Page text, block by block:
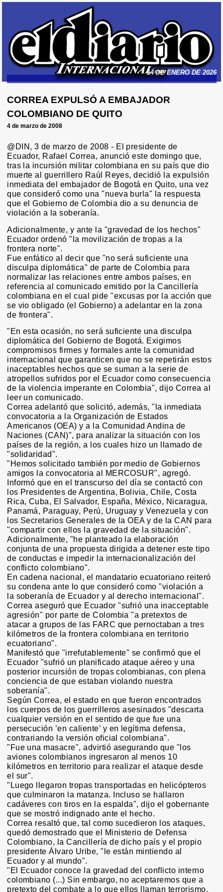
14 DE ENERO DE 2026
CORREA EXPULSÓ A EMBAJADOR
COLOMBIANO DE QUITO
4 de marzo de 2008
@DIN, 3 de marzo de 2008 - El presidente de
Ecuador, Rafael Correa, anunció este domingo que,
tras la incursión militar colombiana en su país que dio
muerte al guerrillero Raúl Reyes, decidió la expulsión
inmediata del embajador de Bogotá en Quito, una vez
que consideró como una "nueva burla" la respuesta
que el Gobierno de Colombia dio a su denuncia de
violación a la soberanía.
Adicionalmente, y ante la "gravedad de los hechos"
Ecuador ordenó "la movilización de tropas a la
frontera norte".
Fue enfático al decir que "no será suficiente una
disculpa diplomática" de parte de Colombia para
normalizar las relaciones entre ambos países, en
referencia al comunicado emitido por la Cancillería
colombiana en el cual pide "excusas por la acción que
se vio obligado (el Gobierno) a adelantar en la zona
de frontera".
"En esta ocasión, no será suficiente una disculpa
diplomática del Gobierno de Bogotá. Exigimos
compromisos firmes y formales ante la comunidad
internacional que garanticen que no se repetirán estos
inaceptables hechos que se suman a la serie de
atropellos sufridos por el Ecuador como consecuencia
de la violencia imperante en Colombia", dijo Correa al
leer un comunicado.
Correa adelantó que solicitó, además, "la inmediata
convocatoria a la Organización de Estados
Americanos (OEA) y a la Comunidad Andina de
Naciones (CAN)", para analizar la situación con los
países de la región, a los cuales hizo un llamado de
"solidaridad".
"Hemos solicitado también por medio de Gobiernos
amigos la convocatoria al MERCOSUR", agregó.
Informó que en el transcurso del día se contactó con
los Presidentes de Argentina, Bolivia, Chile, Costa
Rica, Cuba, El Salvador, España, México, Nicaragua,
Panamá, Paraguay, Perú, Uruguay y Venezuela y con
los Secretarios Generales de la OEA y de la CAN para
"compartir con ellos la gravedad de la situación".
Adicionalmente, "he planteado la elaboración
conjunta de una propuesta dirigida a detener este tipo
de conductas e impedir la internacionalización del
conflicto colombiano".
En cadena nacional, el mandatario ecuatoriano reiteró
su condena ante lo que consideró como "violación a
la soberanía de Ecuador y al derecho internacional".
Correa aseguró que Ecuador "sufrió una inacceptable
agresión" por parte de Colombia "a pretextos de
atacar a grupos de las FARC que pernoctaban a tres
kilómetros de la frontera colombiana en territorio
ecuatoriano".
Manifestó que "irrefutablemente" se confirmó que el
Ecuador "sufrió un planificado ataque aéreo y una
posterior incursión de tropas colombianas, con plena
conciencia de que estaban violando nuestra
soberanía".
Según Correa, el estado en que fueron encontrados
los cuerpos de los guerrilleros asesinados "descarta
cualquier versión en el sentido de que fue una
persecución ’en caliente’ y en legítima defensa,
contrariando la versión oficial colombiana".
"Fue una masacre", advirtió asegurando que "los
aviones colombianos ingresaron al menos 10
kilómetros en territorio para realizar el ataque desde
el sur".
"Luego llegaron tropas transportadas en helicópteros
que culminaron la matanza. Incluso se hallaron
cadáveres con tiros en la espalda", dijo el gobernante
que se mostró indignado ante el hecho.
Correa resaltó que, tal como sucedieron los ataques,
quedó demostrado que el Ministerio de Defensa
Colombiano, la Cancillería de dicho país y el propio
presidente Álvaro Uribe, "le están mintiendo al
Ecuador y al mundo".
"El Ecuador conoce la gravedad del conflicto interno
colombiano (...) Sin embargo, no aceptaremos que a
pretexto del combate a lo que ellos llaman terrorismo,